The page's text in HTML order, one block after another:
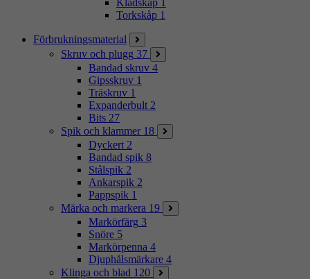
Klädskåp 1
Torkskåp 1
Förbrukningsmaterial
Skruv och plugg 37
Bandad skruv 4
Gipsskruv 1
Träskruv 1
Expanderbult 2
Bits 27
Spik och klammer 18
Dyckert 2
Bandad spik 8
Stålspik 2
Ankarspik 2
Pappspik 1
Märka och markera 19
Markörfärg 3
Snöre 5
Markörpenna 4
Djuphålsmärkare 4
Klinga och blad 120